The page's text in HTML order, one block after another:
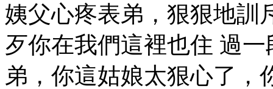
姨父心疼表弟，狠狠地訓
歹你在我們這裡也住 過
弟，你這姑娘太狠心了，